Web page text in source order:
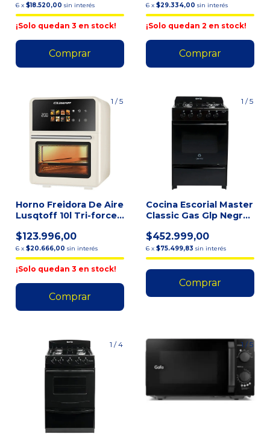
6 x $18.520,00 sin interés
¡Solo quedan 3 en stock!
6 x $29.334,00 sin interés
¡Solo quedan 2 en stock!
1 /5
Horno Freidora De Aire
Lusqtoff 10l Tri-force
$123.996,00
6 x $20.666,00 sin interés
¡Solo quedan 3 en stock!
1 /5
Cocina Escorial Master
Classic Gas Glp Negra
$452.999,00
6 x $75.499,83 sin interés
1 /4 1 / 5